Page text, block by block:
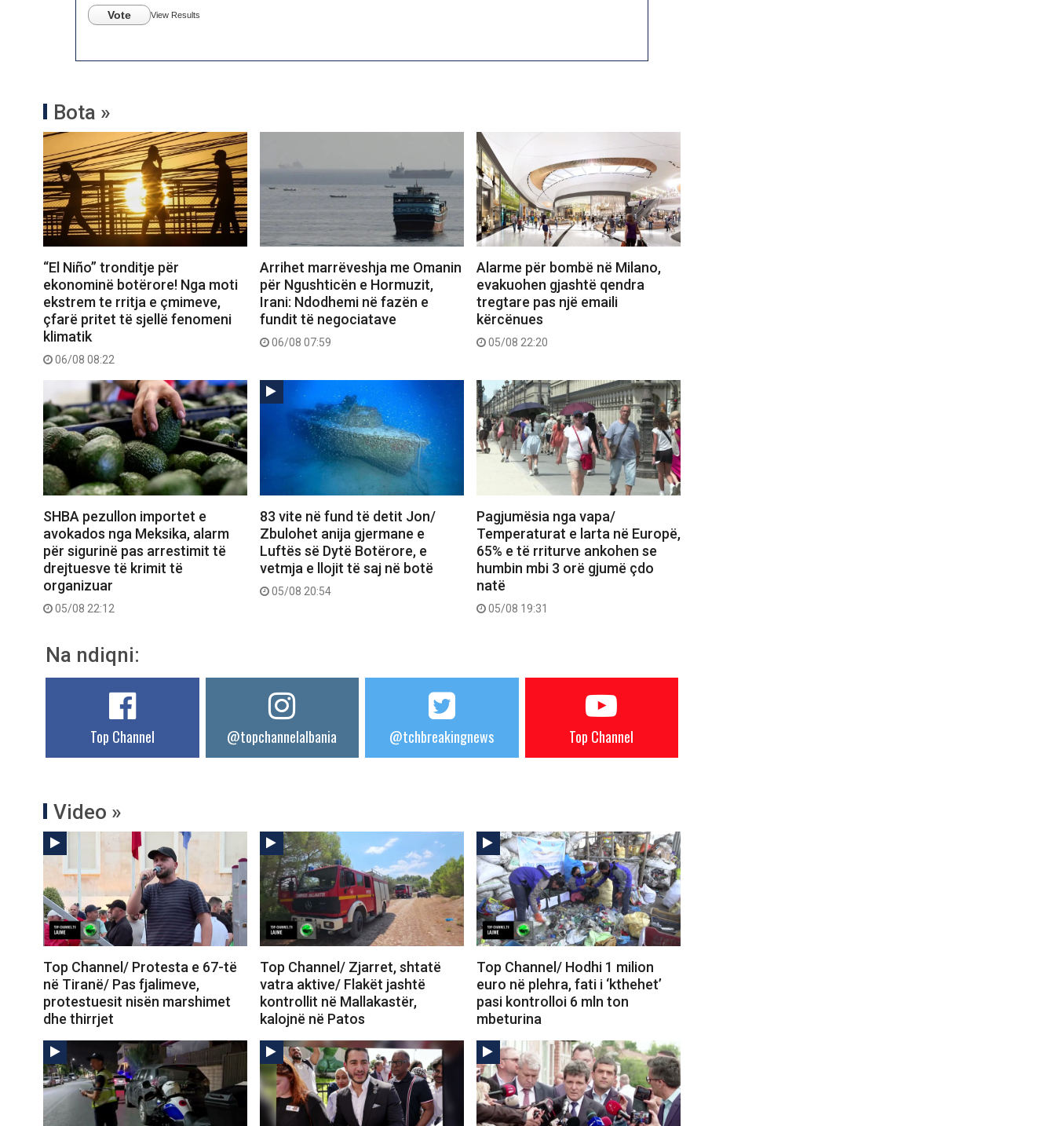
Vote View Results
Bota »
“El Niño” tronditje për
ekonominë botërore! Nga moti
ekstrem te rritja e çmimeve,
çfarë pritet të sjellë fenomeni
klimatik
06/08 08:22
Arrihet marrëveshja me Omanin
për Ngushticën e Hormuzit,
Irani: Ndodhemi në fazën e
fundit të negociatave
06/08 07:59
Alarme për bombë në Milano,
evakuohen gjashtë qendra
tregtare pas një emaili
kërcënues
05/08 22:20
SHBA pezullon importet e
avokados nga Meksika, alarm
për sigurinë pas arrestimit të
drejtuesve të krimit të
organizuar
05/08 22:12
83 vite në fund të detit Jon/
Zbulohet anija gjermane e
Luftës së Dytë Botërore, e
vetmja e llojit të saj në botë
05/08 20:54
Pagjumësia nga vapa/
Temperaturat e larta në Europë,
65% e të rriturve ankohen se
humbin mbi 3 orë gjumë çdo
natë
05/08 19:31
Na ndiqni:
Top Channel @topchannelalbania @tchbreakingnews Top Channel
Video »
Top Channel/ Protesta e 67-të
në Tiranë/ Pas fjalimeve,
protestuesit nisën marshimet
dhe thirrjet
Top Channel/ Zjarret, shtatë
vatra aktive/ Flakët jashtë
kontrollit në Mallakastër,
kalojnë në Patos
Top Channel/ Hodhi 1 milion
euro në plehra, fati i ‘kthehet’
pasi kontrolloi 6 mln ton
mbeturina